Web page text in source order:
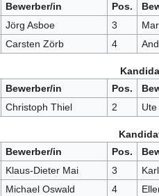
Bewerber/in Pos.
Jörg Asboe 3
Carsten Zörb 4
Bewerber/in Pos.
Christoph Thiel 2
Bewerber/in Pos.
Klaus-Dieter Mai 3
Michael Oswald 4